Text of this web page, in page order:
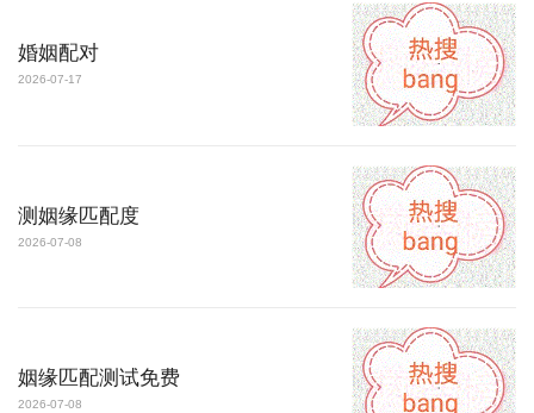
婚姻配对
2026-07-17
测姻缘匹配度
2026-07-08
姻缘匹配测试免费
2026-07-08